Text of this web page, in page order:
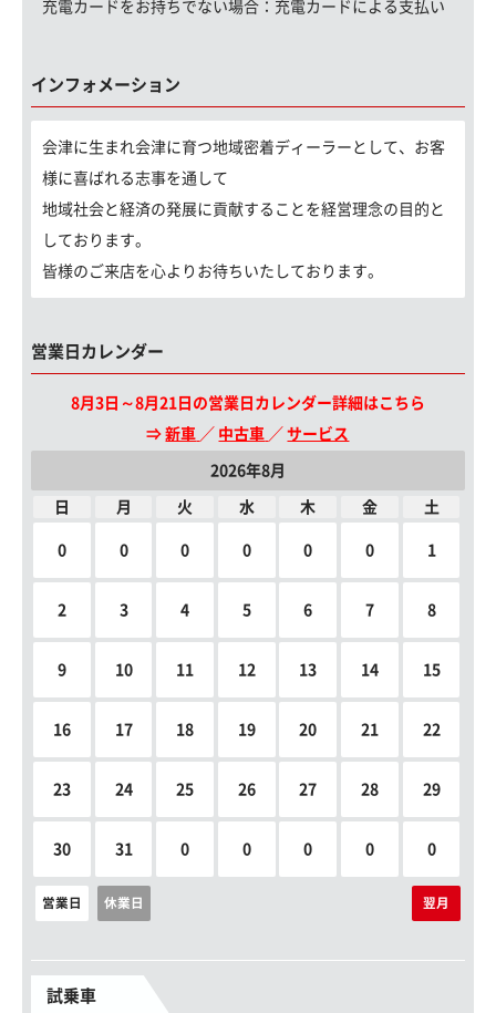
充電カードをお持ちでない場合： 充電カードによる支払い
インフォメーション
会津に生まれ会津に育つ地域密着ディーラーとして、お客
様に喜ばれる志事を通して
地域社会と経済の発展に貢献することを経営理念の目的と
しております。
皆様のご来店を心よりお待ちいたしております。
営業日カレンダー
8月3日～8月21日の営業日カレンダー詳細はこちら
⇒新車 ／ 中古車 ／サービス
2026年8月
日 月 火 水 木 金 土
0 0 0 0 0 0 1
2 3 4 5 6 7 8
9 10 11 12 13 14 15
16 17 18 19 20 21 22
23 24 25 26 27 28 29
30 31 0 0 0 0 0
営業日 休業日 翌月
試乗車